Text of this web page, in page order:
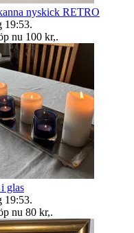
nyskick RETRO
19:53.
nu 100 kr,.
glas
19:53.
nu 80 kr,.